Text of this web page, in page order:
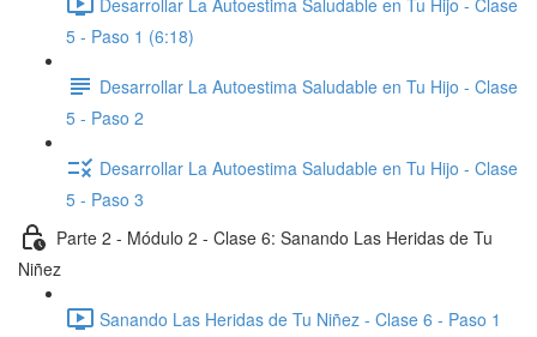
5 - Paso 1 (6:18)
Desarrollar La Autoestima Saludable en Tu Hijo - Clase
5 - Paso 2
Desarrollar La Autoestima Saludable en Tu Hijo - Clase
5 - Paso 3
Parte 2 - Módulo 2 - Clase 6: Sanando Las Heridas de Tu
Niñez
Sanando Las Heridas de Tu Niñez - Clase 6 - Paso 1